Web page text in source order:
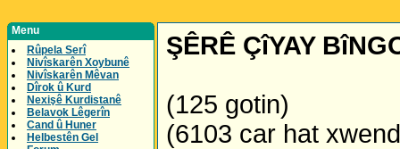
Menu
Rûpela Serî
Nivîskarên Xoybunê
Nivîskarên Mêvan
Dîrok û Kurd
Nexişê Kurdistanê
Belavok Lêgerîn
Cand û Huner
Helbestên Gel
ŞÊRÊ ÇîYAY
(125 gotin)
(6103 car hat